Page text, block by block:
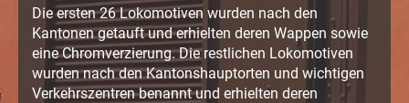
Die ersten 26 Lokomotiven wurden nach den
Kantonen getauft und erhielten deren Wappen sowie
eine Chromverzierung. Die restlichen Lokomotiven
wurden nach den Kantonshauptorten und wichtigen
Verkehrszentren benannt und erhielten deren